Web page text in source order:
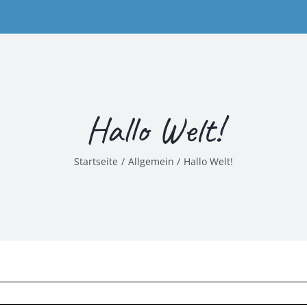
Hallo Welt!
Startseite Allgemein Hallo Welt!